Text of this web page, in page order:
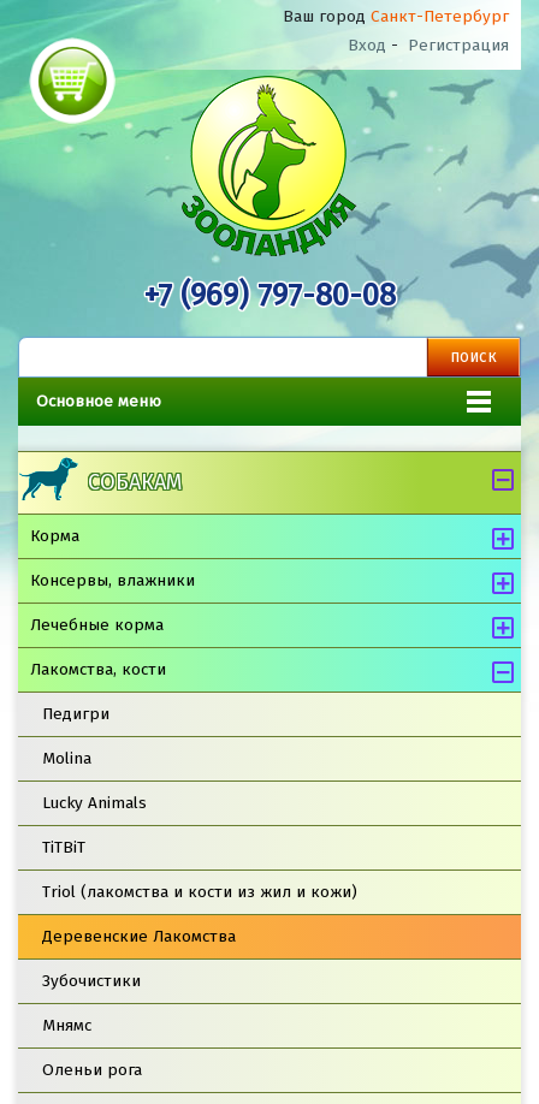
Ваш город Санкт-Петербург
Вход - Регистрация
+7 (969) 797-80-08
Основное меню
СОБАКАМ
Корма
Консервы, влажники
Лечебные корма
Лакомства, кости
Педигри
Molina
Lucky Animals
TiTBiT
Triol (лакомства и кости из жил и кожи)
Деревенские Лакомства
Зубочистики
Мнямс
Оленьи рога